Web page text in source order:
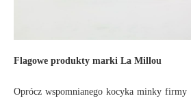
Flagowe produkty marki La Millou
Oprócz wspomnianego kocyka minky